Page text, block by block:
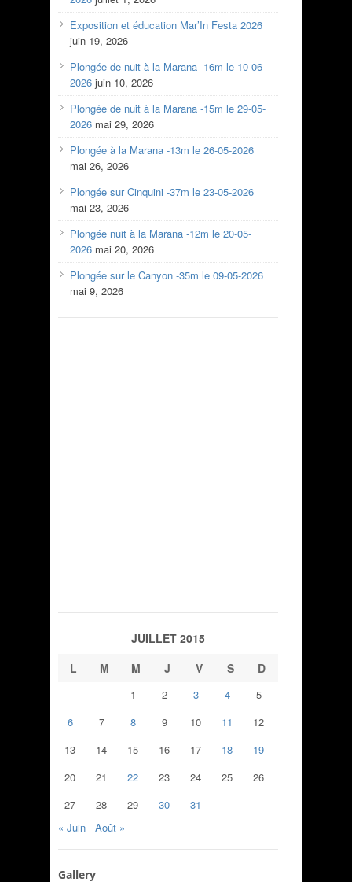
Exposition et éducation Mar’In Festa 2026
juin 19, 2026
Plongée de nuit à la Marana -16m le 10-06-
2026 juin 10, 2026
Plongée de nuit à la Marana -15m le 29-05-
2026 mai 29, 2026
Plongée à la Marana -13m le 26-05-2026
mai 26, 2026
Plongée sur Cinquini -37m le 23-05-2026
mai 23, 2026
Plongée nuit à la Marana -12m le 20-05-
2026 mai 20, 2026
Plongée sur le Canyon -35m le 09-05-2026
mai 9, 2026
JUILLET 2015
L
M M J V S D
1 2 3 4
5
6
7 8 9 10 11
12
13
14 15 16 17 18
19
20
21 22 23 24 25
26
27
28 29 30
31
« Juin
Août »
Gallery